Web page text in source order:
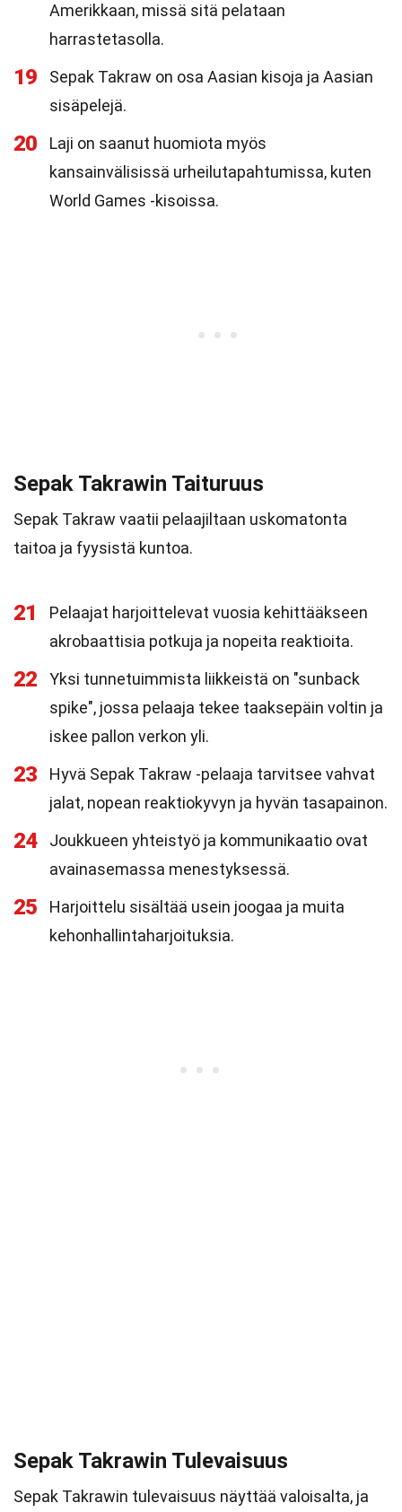
Amerikkaan, missä sitä pelataan
harrastetasolla.
19
Sepak Takraw on osa Aasian kisoja ja Aasian
sisäpelejä.
20
Laji on saanut huomiota myös
kansainvälisissä urheilutapahtumissa, kuten
World Games -kisoissa.
Sepak Takrawin Taituruus
Sepak Takraw vaatii pelaajiltaan uskomatonta
taitoa ja fyysistä kuntoa.
21
Pelaajat harjoittelevat vuosia kehittääkseen
akrobaattisia potkuja ja nopeita reaktioita.
22
Yksi tunnetuimmista liikkeistä on "sunback
spike", jossa pelaaja tekee taaksepäin voltin ja
iskee pallon verkon yli.
23
Hyvä Sepak Takraw -pelaaja tarvitsee vahvat
jalat, nopean reaktiokyvyn ja hyvän tasapainon.
24
Joukkueen yhteistyö ja kommunikaatio ovat
avainasemassa menestyksessä.
25
Harjoittelu sisältää usein joogaa ja muita
kehonhallintaharjoituksia.
Sepak Takrawin Tulevaisuus
Sepak Takrawin tulevaisuus näyttää valoisalta, ja